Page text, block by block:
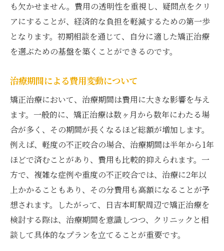
理想の笑顔に向けた矯正費用のステップバイス
テップガイド
初期相談から治療開始までの流れ
各ステップにおける費用の目安
トラブルシューティングと追加費用
治療完了までの費用チェックリスト
安心して治療を進めるためのポイント
矯正治療の選択肢と費用を理解して賢く選ぼう
各治療法の特徴と費用を比較
自分に最適な治療選択の基準
矯正治療に関するよくある質問
費用面から見た治療法の選び方
将来の費用を考えた治療選択
も欠かせません。費用の透明性を重視し、疑問点をクリ
アにすることが、経済的な負担を軽減するための第一歩
となります。初期相談を通じて、自分に適した矯正治療
を選ぶための基盤を築くことができるのです。
治療期間による費用変動について
矯正治療において、治療期間は費用に大きな影響を与え
ます。一般的に、矯正治療は数ヶ月から数年にわたる場
合が多く、その期間が長くなるほど総額が増加します。
例えば、軽度の不正咬合の場合、治療期間は半年から1年
ほどで済むことがあり、費用も比較的抑えられます。一
方で、複雑な症例や重度の不正咬合では、治療に2年以
上かかることもあり、その分費用も高額になることが予
想されます。したがって、日吉本町駅周辺で矯正治療を
検討する際は、治療期間を意識しつつ、クリニックと相
談して具体的なプランを立てることが重要です。